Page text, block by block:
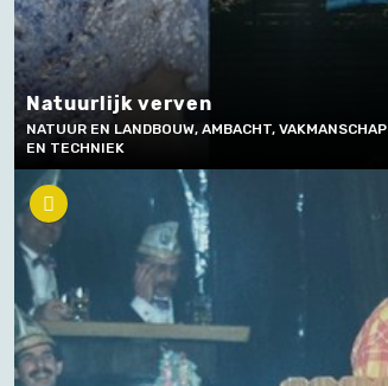
Natuurlijk verven
NATUUR EN LANDBOUW, AMBACHT, VAKMANSCHAP
EN TECHNIEK